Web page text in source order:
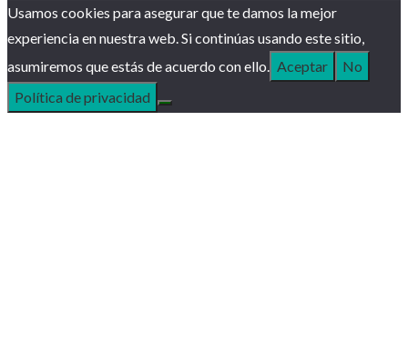
Usamos cookies para asegurar que te damos la mejor
experiencia en nuestra web. Si continúas usando este sitio,
asumiremos que estás de acuerdo con ello.
Aceptar
No
Política de privacidad